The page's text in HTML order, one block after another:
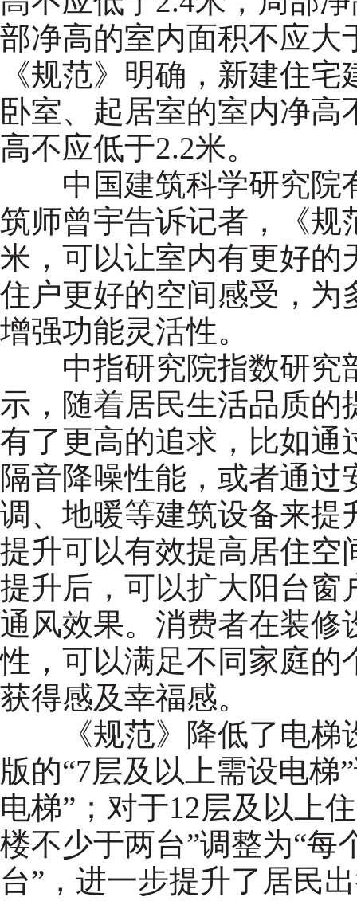
部净高的室内面积不应大
《规范》明确，新建住
卧室、起居室的室内净高
高不应低于2.2米。
中国建筑科学研究院
筑师曾宇告诉记者，《规
米，可以让室内有更好的
住户更好的空间感受，为
增强功能灵活性。
中指研究院指数研究
示，随着居民生活品质的
有了更高的追求，比如通
隔音降噪性能，或者通
调、地暖等建筑设备来提
提升可以有效提高居住空
提升后，可以扩大阳台窗
通风效果。消费者在装修
性，可以满足不同家庭的
获得感及幸福感。
《规范》降低了电梯
版的“7层及以上需设电梯
电梯”；对于12层及以上
楼不少于两台”调整为“每
台”，进一步提升了居民